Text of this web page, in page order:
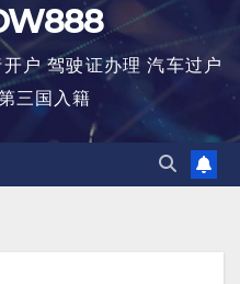
户 驾驶证办理 汽车过户
三国入籍